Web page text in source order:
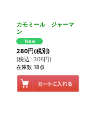
カモミール ジャーマ
ン
280円(税別)
(税込 : 308円)
在庫数 18点